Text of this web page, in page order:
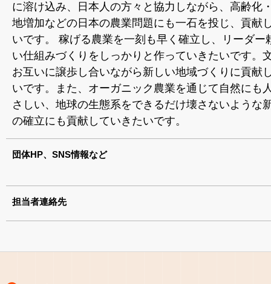
に溶け込み、日本人の方々と協力しながら、高齢化
地増加などの日本の農業問題にも一石を投じ、貢献
いです。 稼げる農業を一刻も早く確立し、リーダー
い仕組みづくりをしっかりと作っていきたいです。
お互いに譲歩し合いながら新しい地域づくりに貢献
いです。また、オーガニック農業を通じて自然にも
さしい、地球の生態系をできるだけ壊さないような
の確立にも貢献していきたいです。
団体HP、SNS情報など
担当者連絡先